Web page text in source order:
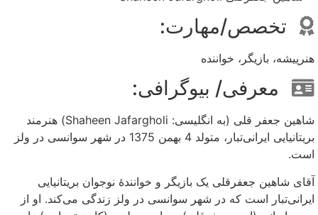
تخصص/مهارت:
هنرپیشه، بازیگر، خواننده
معرفی/ بیوگرافی:
شاهین جعفر قلی (به انگلیسی: Shaheen Jafargholi) هنرمند
بریتانیایی ایرانی‌تبار، متولد 4 بهمن 1375 در شهر سوانسی در ولز
است.
آقای شاهین جعفرقلی یک بازیگر و خوانندهٔ نوجوان بریتانیایی
ایرانی‌تبار است که در شهر سوانسی در ولز زندگی می‌کند. او از